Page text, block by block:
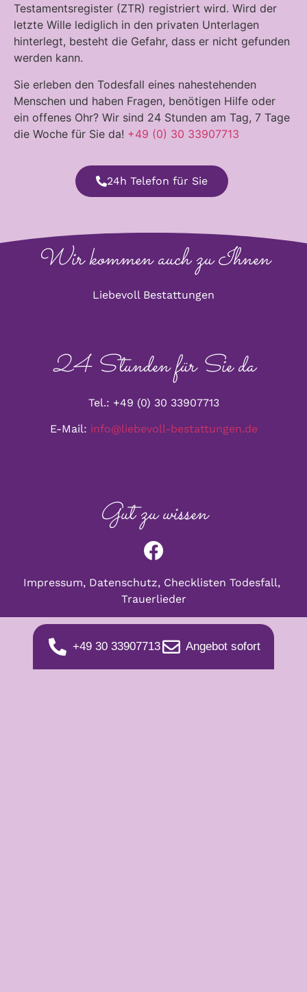
Testamentsregister (ZTR) registriert wird. Wird der
letzte Wille lediglich in den privaten Unterlagen
hinterlegt, besteht die Gefahr, dass er nicht gefunden
werden kann.
Sie erleben den Todesfall eines nahestehenden
Menschen und haben Fragen, benötigen Hilfe oder
ein offenes Ohr? Wir sind 24 Stunden am Tag, 7 Tage
die Woche für Sie da! +49 (0) 30 33907713
24h Telefon für Sie
Wir kommen auch zu Ihnen
Liebevoll Bestattungen
24 Stunden für Sie da
Tel.: +49 (0) 30 33907713
E-Mail: info@liebevoll-bestattungen.de
Gut zu wissen
Impressum, Datenschutz, Checklisten Todesfall,
Trauerlieder
+49 30 33907713 Angebot sofort